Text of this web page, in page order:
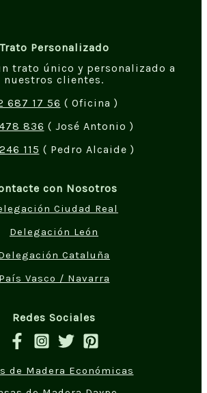
Trato Personalizado
trato único y personalizado a
nuestros clientes.
687 17 56 ( Oficina )
836 ( José Antonio )
115 ( Pedro Alcaide )
con Nosotros
Ciudad Real
Delegación León
Cataluña
País Vasco / Navarra
Redes Sociales
de Madera Económicas